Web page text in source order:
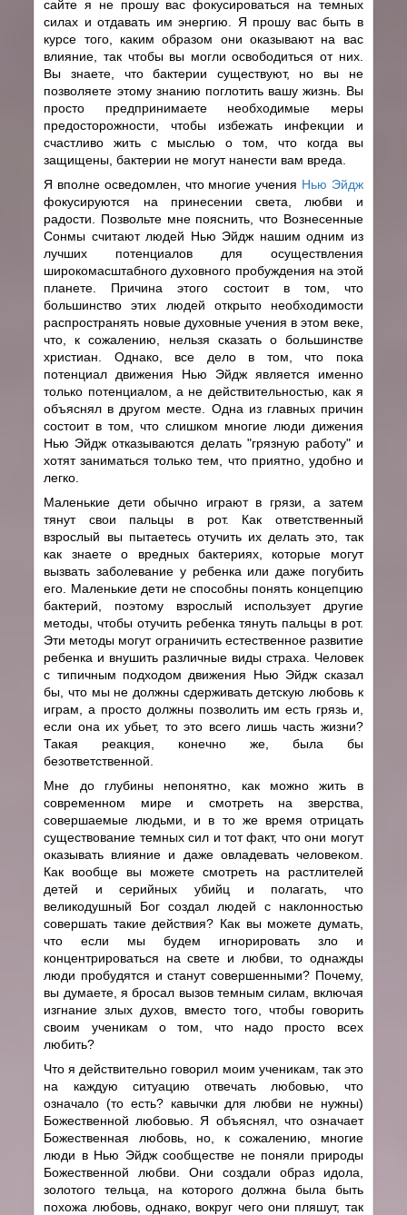
сайте я не прошу вас фокусироваться на темных
силах и отдавать им энергию. Я прошу вас быть в
курсе того, каким образом они оказывают на вас
влияние, так чтобы вы могли освободиться от них.
Вы знаете, что бактерии существуют, но вы не
позволяете этому знанию поглотить вашу жизнь. Вы
просто предпринимаете необходимые меры
предосторожности, чтобы избежать инфекции и
счастливо жить с мыслью о том, что когда вы
защищены, бактерии не могут нанести вам вреда.
Я вполне осведомлен, что многие учения Нью Эйдж
фокусируются на принесении света, любви и
радости. Позвольте мне пояснить, что Вознесенные
Сонмы считают людей Нью Эйдж нашим одним из
лучших потенциалов для осуществления
широкомасштабного духовного пробуждения на этой
планете. Причина этого состоит в том, что
большинство этих людей открыто необходимости
распространять новые духовные учения в этом веке,
что, к сожалению, нельзя сказать о большинстве
христиан. Однако, все дело в том, что пока
потенциал движения Нью Эйдж является именно
только потенциалом, а не действительностью, как я
объяснял в другом месте. Одна из главных причин
состоит в том, что слишком многие люди дижения
Нью Эйдж отказываются делать "грязную работу" и
хотят заниматься только тем, что приятно, удобно и
легко.
Маленькие дети обычно играют в грязи, а затем
тянут свои пальцы в рот. Как ответственный
взрослый вы пытаетесь отучить их делать это, так
как знаете о вредных бактериях, которые могут
вызвать заболевание у ребенка или даже погубить
его. Маленькие дети не способны понять концепцию
бактерий, поэтому взрослый использует другие
методы, чтобы отучить ребенка тянуть пальцы в рот.
Эти методы могут ограничить естественное развитие
ребенка и внушить различные виды страха. Человек
с типичным подходом движения Нью Эйдж сказал
бы, что мы не должны сдерживать детскую любовь к
играм, а просто должны позволить им есть грязь и,
если она их убьет, то это всего лишь часть жизни?
Такая реакция, конечно же, была бы
безответственной.
Мне до глубины непонятно, как можно жить в
современном мире и смотреть на зверства,
совершаемые людьми, и в то же время отрицать
существование темных сил и тот факт, что они могут
оказывать влияние и даже овладевать человеком.
Как вообще вы можете смотреть на растлителей
детей и серийных убийц и полагать, что
великодушный Бог создал людей с наклонностью
совершать такие действия? Как вы можете думать,
что если мы будем игнорировать зло и
концентрироваться на свете и любви, то однажды
люди пробудятся и станут совершенными? Почему,
вы думаете, я бросал вызов темным силам, включая
изгнание злых духов, вместо того, чтобы говорить
своим ученикам о том, что надо просто всех
любить?
Что я действительно говорил моим ученикам, так это
на каждую ситуацию отвечать любовью, что
означало (то есть? кавычки для любви не нужны)
Божественной любовью. Я объяснял, что означает
Божественная любовь, но, к сожалению, многие
люди в Нью Эйдж сообществе не поняли природы
Божественной любви. Они создали образ идола,
золотого тельца, на которого должна была быть
похожа любовь, однако, вокруг чего они пляшут, так